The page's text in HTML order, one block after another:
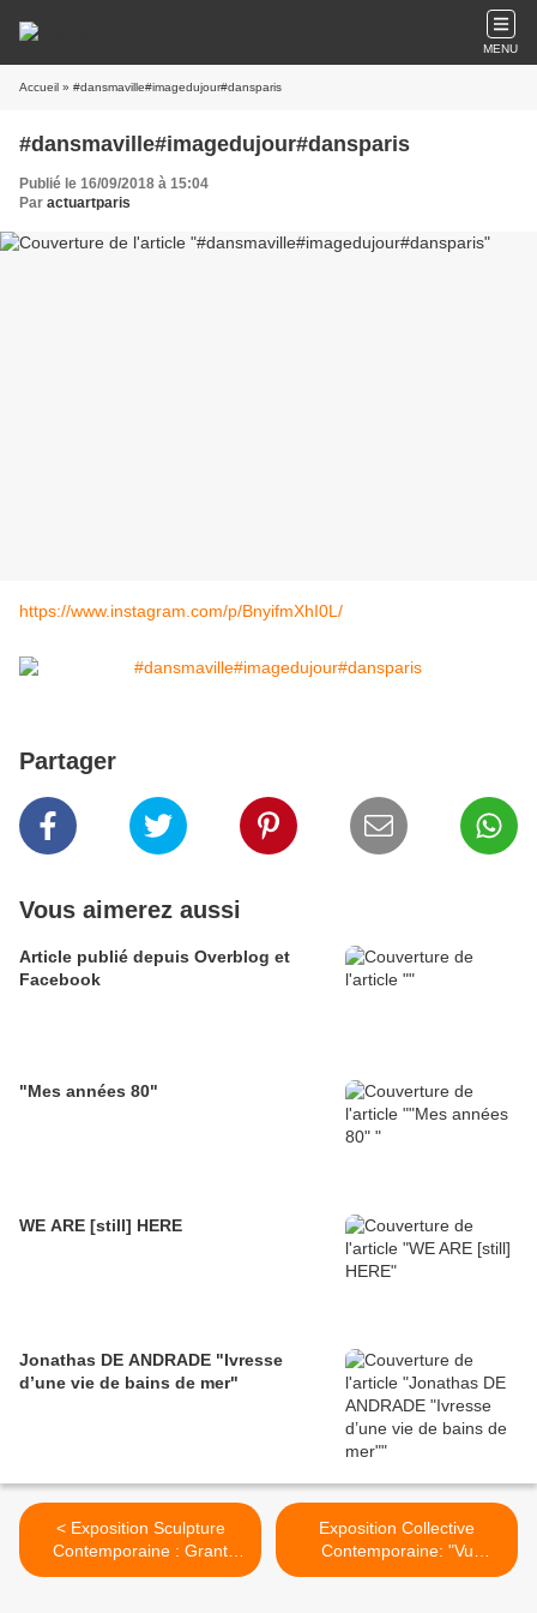
MENU
Accueil » #dansmaville#imagedujour#dansparis
#dansmaville#imagedujour#dansparis
Publié le 16/09/2018 à 15:04
Par actuartparis
https://www.instagram.com/p/BnyifmXhI0L/
Partager
Vous aimerez aussi
Article publié depuis Overblog et
Facebook
"Mes années 80"
WE ARE [still] HERE
Jonathas DE ANDRADE "Ivresse
d’une vie de bains de mer"
< Exposition Sculpture
Contemporaine : Grant
LEVY-LUCERO «
Exposition Collective
Contemporaine: "Vu
d'Alger" >